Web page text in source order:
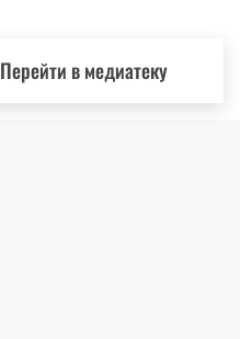
Перейти в медиатеку